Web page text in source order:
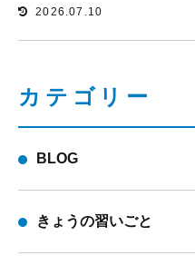
2026.07.10
カテゴリー
BLOG
きょうの習いごと